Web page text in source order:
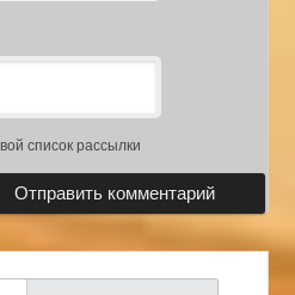
список рассылки